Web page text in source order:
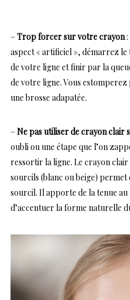
–Trop forcer sur votre crayon:
aspect « artificiel », démarrez
de votre ligne et finir par la
de votre ligne. Vous
une brosse adapatée.
–Ne pas utiliser de crayon clair
oubli ou une étape que l’on
ressortir la ligne. Le crayon clair
sourcils (blanc ou beige)
sourcil. Il apporte de la tenue
d’accentuer la forme naturelle